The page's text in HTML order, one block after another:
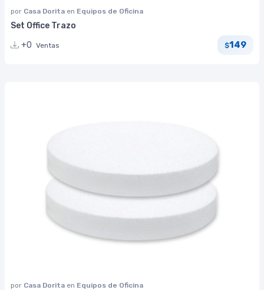
por Casa Dorita en Equipos de Oficina
Set Office Trazo
+0 Ventas $149
por Casa Dorita en Equipos de Oficina